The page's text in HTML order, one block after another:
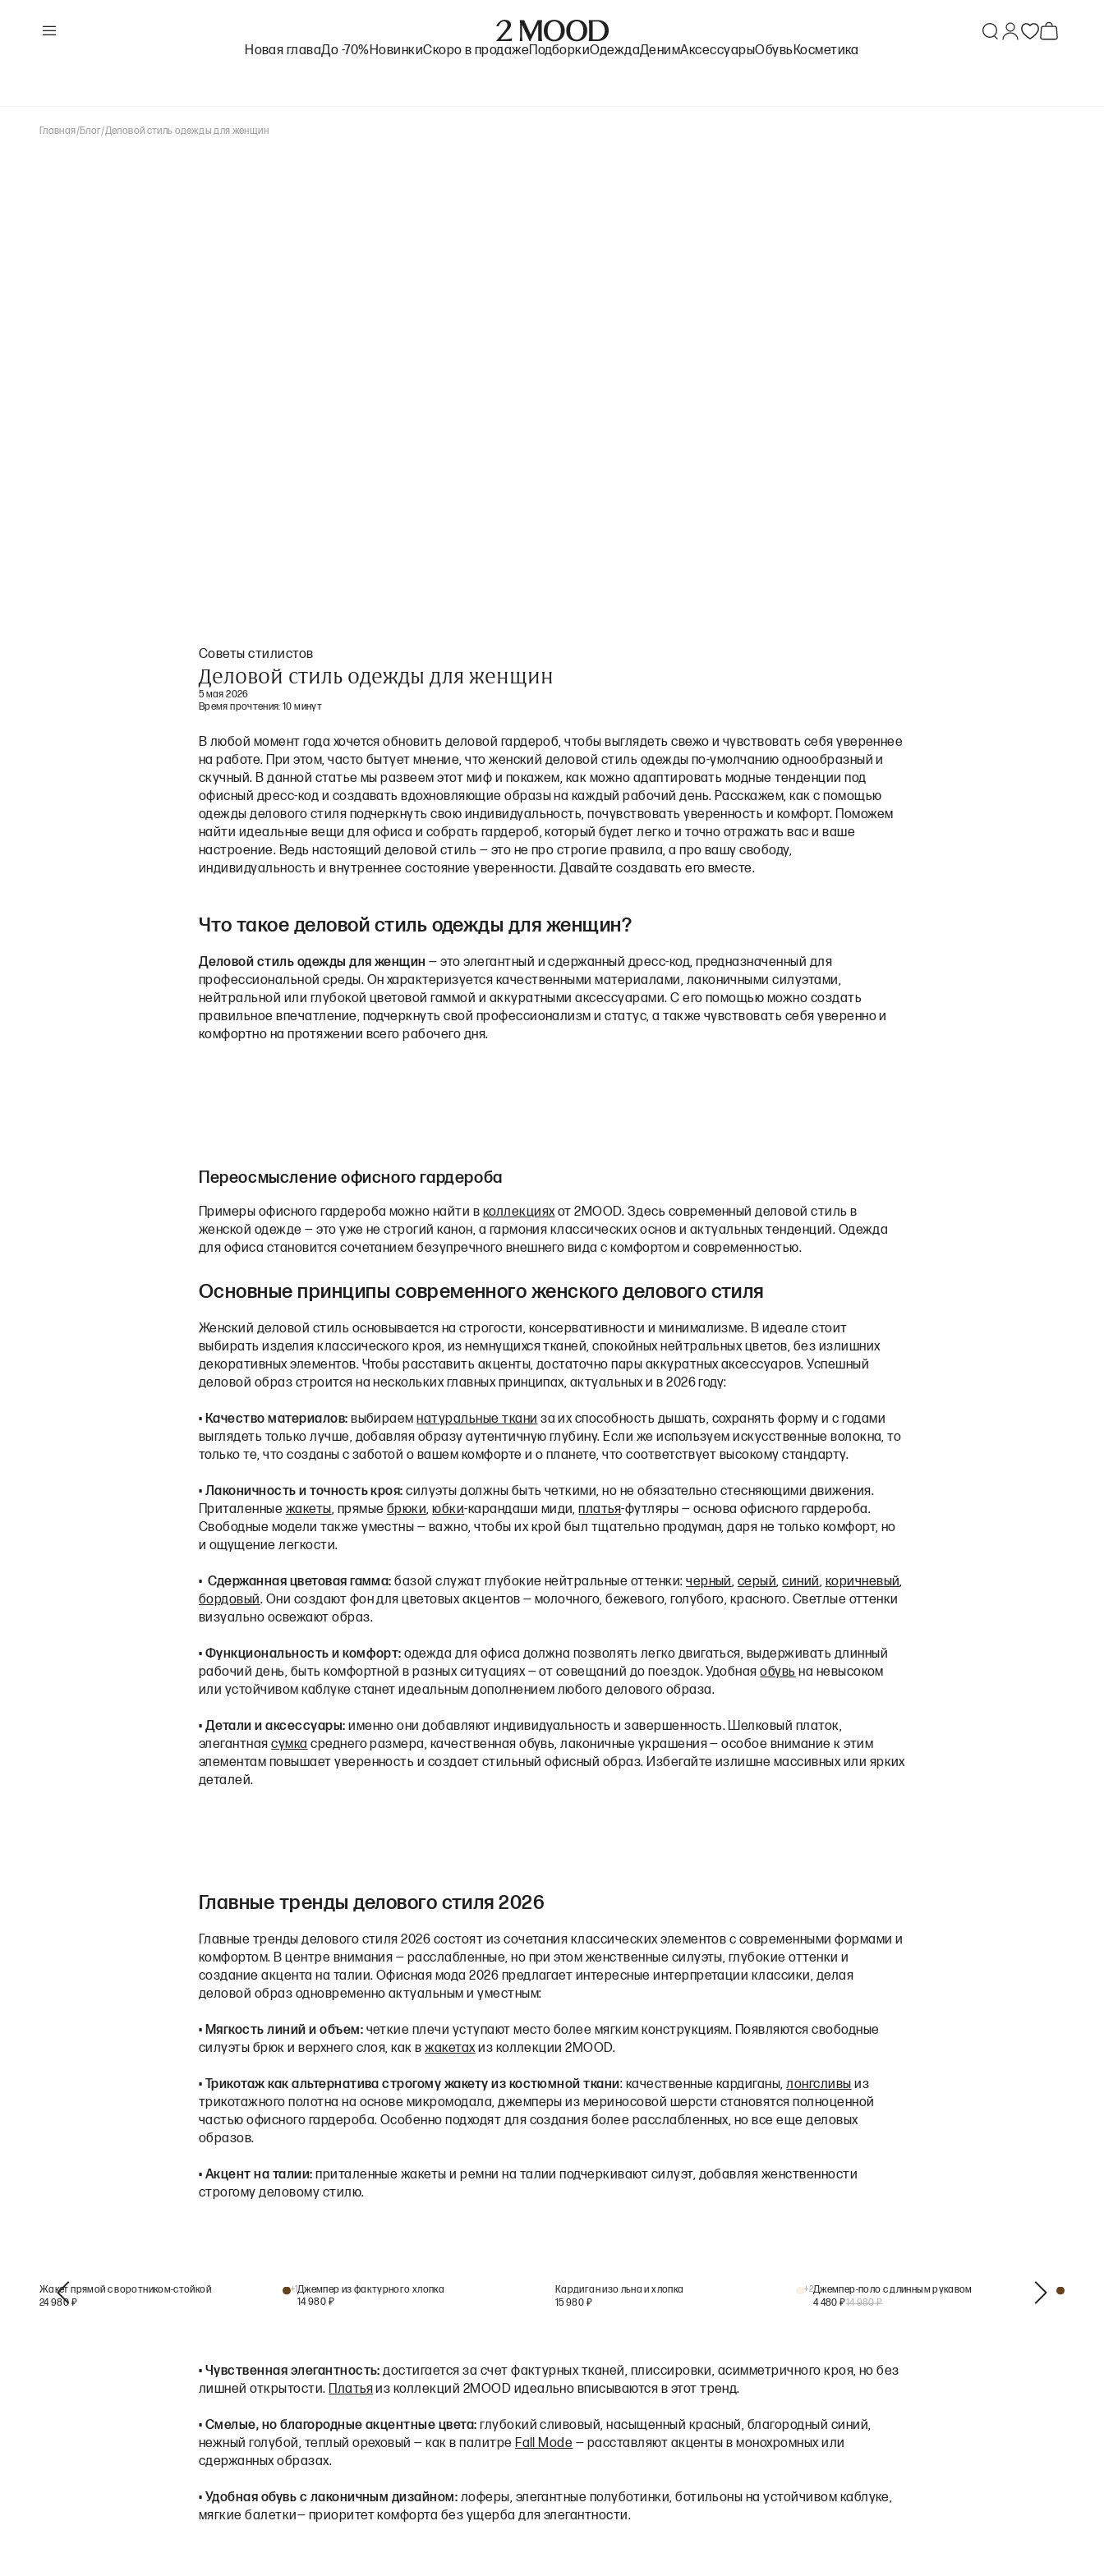
Новая главаДо -70%НовинкиСкоро в продаже ПодборкиОдеждаДенимАксессуарыОбувь Косметика
Главная/Блог/Деловой стиль одежды для женщин
Советы стилистов
Деловой стиль одежды для женщин
5 мая 2026
Время прочтения:10 минут
В любой момент года хочется обновить деловой гардероб, чтобы выглядеть свежо и чувствовать себя увереннее
на работе. При этом, часто бытует мнение, что женский деловой стиль одежды по-умолчанию однообразный и
скучный. В данной статье мы развеем этот миф и покажем, как можно адаптировать модные тенденции под
офисный дресс-код и создавать вдохновляющие образы на каждый рабочий день. Расскажем, как с помощью
одежды делового стиля подчеркнуть свою индивидуальность, почувствовать уверенность и комфорт. Поможем
найти идеальные вещи для офиса и собрать гардероб, который будет легко и точно отражать вас и ваше
настроение. Ведь настоящий деловой стиль — это не про строгие правила, а про вашу свободу,
индивидуальность и внутреннее состояние уверенности. Давайте создавать его вместе.
Что такое деловой стиль одежды для женщин?
Деловой стиль одежды для женщин — это элегантный и сдержанный дресс-код, предназначенный для
профессиональной среды. Он характеризуется качественными материалами, лаконичными силуэтами,
нейтральной или глубокой цветовой гаммой и аккуратными аксессуарами. С его помощью можно создать
правильное впечатление, подчеркнуть свой профессионализм и статус, а также чувствовать себя уверенно и
комфортно на протяжении всего рабочего дня.
Переосмысление офисного гардероба
Примеры офисного гардероба можно найти в коллекцияхот 2MOOD. Здесь современный деловой стиль в
женской одежде — это уже не строгий канон, а гармония классических основ и актуальных тенденций. Одежда
для офиса становится сочетанием безупречного внешнего вида с комфортом и современностью.
Основные принципы современного женского делового стиля
Женский деловой стиль основывается на строгости, консервативности и минимализме. В идеале стоит
выбирать изделия классического кроя, из немнущихся тканей, спокойных нейтральных цветов, без излишних
декоративных элементов. Чтобы расставить акценты, достаточно пары аккуратных аксессуаров. Успешный
деловой образ строится на нескольких главных принципах, актуальных и в 2026 году:
• Качество материалов: выбираемнатуральные ткани за их способность дышать, сохранять форму и с годами
выглядеть только лучше, добавляя образу аутентичную глубину. Если же используем искусственные волокна, то
только те, что созданы с заботой о вашем комфорте и о планете, что соответствует высокому стандарту.
• Лаконичность и точность кроя:силуэты должны быть четкими, но не обязательно стесняющими движения.
Приталенные жакеты, прямые брюки,юбки-карандаши миди,платья-футляры — основа офисного гардероба.
Свободные модели также уместны — важно, чтобы их крой был тщательно продуман, даря не только комфорт, но
и ощущение легкости.
• Сдержанная цветовая гамма: базой служат глубокие нейтральные оттенки:черный, серый,синий, коричневый,
бордовый. Они создают фон для цветовых акцентов — молочного, бежевого, голубого, красного. Светлые оттенки
визуально освежают образ.
• Функциональность и комфорт: одежда для офиса должна позволять легко двигаться, выдерживать длинный
рабочий день, быть комфортной в разных ситуациях — от совещаний до поездок. Удобнаяобувь на невысоком
или устойчивом каблуке станет идеальным дополнением любого делового образа.
• Детали и аксессуары:именно они добавляют индивидуальность и завершенность. Шелковый платок,
элегантнаясумка среднего размера, качественная обувь, лаконичные украшения — особое внимание к этим
элементам повышает уверенность и создает стильный офисный образ. Избегайте излишне массивных или ярких
деталей.
Главные тренды делового стиля 2026
Главные тренды делового стиля 2026 состоят из сочетания классических элементов с современными формами и
комфортом. В центре внимания — расслабленные, но при этом женственные силуэты, глубокие оттенки и
создание акцента на талии. Офисная мода 2026 предлагает интересные интерпретации классики, делая
деловой образ одновременно актуальным и уместным:
• Мягкость линий и объем: четкие плечи уступают место более мягким конструкциям. Появляются свободные
силуэты брюк и верхнего слоя, как вжакетахиз коллекции 2MOOD.
• Трикотаж как альтернатива строгому жакету из костюмной ткани: качественные кардиганы,лонгсливы из
трикотажного полотна на основе микромодала, джемперы из мериносовой шерсти становятся полноценной
частью офисного гардероба. Особенно подходят для создания более расслабленных, но все еще деловых
образов.
• Акцент на талии:приталенные жакеты и ремни на талии подчеркивают силуэт, добавляя женственности
строгому деловому стилю.
Жакет прямой с воротником-стойкой
24 980₽
+1Джемпер из фактурного хлопка
14 980 ₽
Кардиган изо льна и хлопка
15 980 ₽
+2Джемпер-поло с длинным рукавом
4 480 ₽14 980₽
• Чувственная элегантность:достигается за счет фактурных тканей, плиссировки, асимметричного кроя, но без
лишней открытости.
Платьяиз коллекций 2MOOD идеально вписываются в этот тренд.
• Смелые, но благородные акцентные цвета:глубокий сливовый, насыщенный красный, благородный синий,
нежный голубой, теплый ореховый — как в палитре Fall Mode — расставляют акценты в монохромных или
сдержанных образах.
• Удобная обувь с лаконичным дизайном: лоферы, элегантные полуботинки, ботильоны на устойчивом каблуке,
мягкие балетки— приоритет комфорта без ущерба для элегантности.